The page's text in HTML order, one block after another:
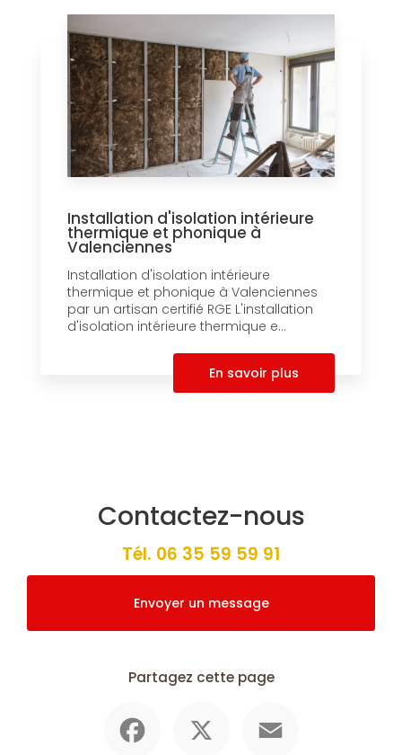
Installation d'isolation intérieure
thermique et phonique à
Valenciennes
Installation d'isolation intérieure
thermique et phonique à Valenciennes
par un artisan certifié RGE L'installation
d'isolation intérieure thermique e...
En savoir plus
Contactez-nous
Tél. 06 35 59 59 91
Envoyer un message
Partagez cette page